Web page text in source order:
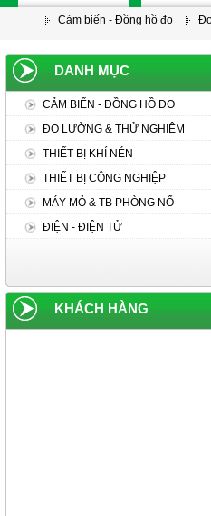
Cảm biến - Đồng hồ đo
DANH MỤC
CẢM BIẾN - ĐỒNG HỒ ĐO
ĐO LƯỜNG & THỬ NGHIỆM
THIẾT BỊ KHÍ NÉN
THIẾT BỊ CÔNG NGHIỆP
MÁY MỎ & TB PHÒNG NỔ
ĐIỆN - ĐIỆN TỬ
KHÁCH HÀNG